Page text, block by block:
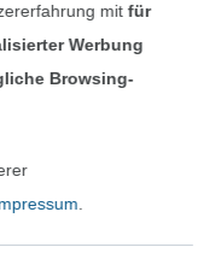
mitfür
Werbung
Browsing-